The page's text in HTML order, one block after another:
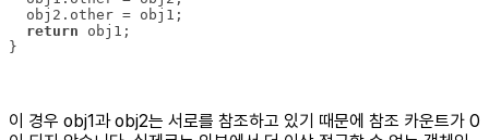
return
이 경우 obj1과 obj2는 서로를 참조하고 있기 때문에 참조 카운트가 0